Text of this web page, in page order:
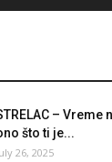
–
što ti je...
26, 2025